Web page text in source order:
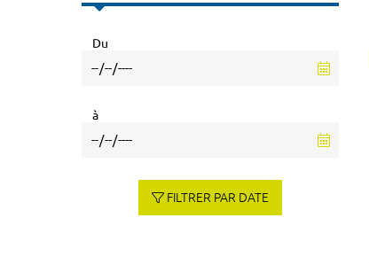
Du
à
FILTRER PAR DATE